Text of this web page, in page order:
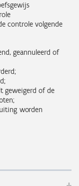
controle volgende
geannuleerd of
geweigerd of de
worden